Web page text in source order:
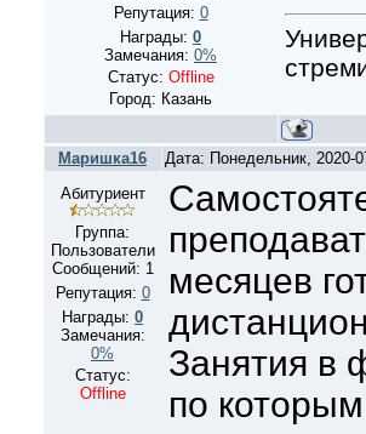
Репутация: 0
Награды: 0
Замечания: 0%
Статус: Offline
Город: Казань
Маришка16
Дата: Понедельник,
Абитуриент
Группа:
Пользователи
Сообщений: 1
Репутация: 0
Награды: 0
Замечания:
0%
Статус:
Offline
месяцев
Занятия в
по